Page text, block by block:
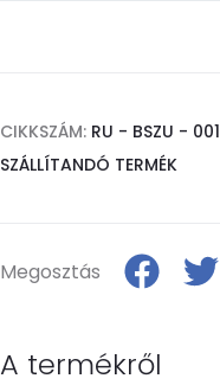
CIKKSZÁM: RU - BSZU - 001
SZÁLLÍTANDÓ TERMÉK
Megosztás
A termékről